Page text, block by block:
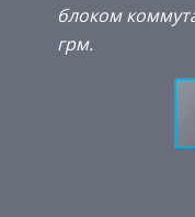
блоком
грм.